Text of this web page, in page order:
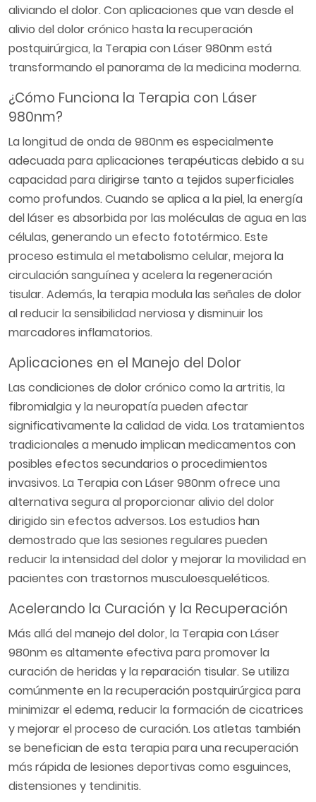
aliviando el dolor. Con aplicaciones que van desde el
alivio del dolor crónico hasta la recuperación
postquirúrgica, la Terapia con Láser 980nm está
transformando el panorama de la medicina moderna.
¿Cómo Funciona la Terapia con Láser
980nm?
La longitud de onda de 980nm es especialmente
adecuada para aplicaciones terapéuticas debido a su
capacidad para dirigirse tanto a tejidos superficiales
como profundos. Cuando se aplica a la piel, la energía
del láser es absorbida por las moléculas de agua en las
células, generando un efecto fototérmico. Este
proceso estimula el metabolismo celular, mejora la
circulación sanguínea y acelera la regeneración
tisular. Además, la terapia modula las señales de dolor
al reducir la sensibilidad nerviosa y disminuir los
marcadores inflamatorios.
Aplicaciones en el Manejo del Dolor
Las condiciones de dolor crónico como la artritis, la
fibromialgia y la neuropatía pueden afectar
significativamente la calidad de vida. Los tratamientos
tradicionales a menudo implican medicamentos con
posibles efectos secundarios o procedimientos
invasivos. La Terapia con Láser 980nm ofrece una
alternativa segura al proporcionar alivio del dolor
dirigido sin efectos adversos. Los estudios han
demostrado que las sesiones regulares pueden
reducir la intensidad del dolor y mejorar la movilidad en
pacientes con trastornos musculoesqueléticos.
Acelerando la Curación y la Recuperación
Más allá del manejo del dolor, la Terapia con Láser
980nm es altamente efectiva para promover la
curación de heridas y la reparación tisular. Se utiliza
comúnmente en la recuperación postquirúrgica para
minimizar el edema, reducir la formación de cicatrices
y mejorar el proceso de curación. Los atletas también
se benefician de esta terapia para una recuperación
más rápida de lesiones deportivas como esguinces,
distensiones y tendinitis.